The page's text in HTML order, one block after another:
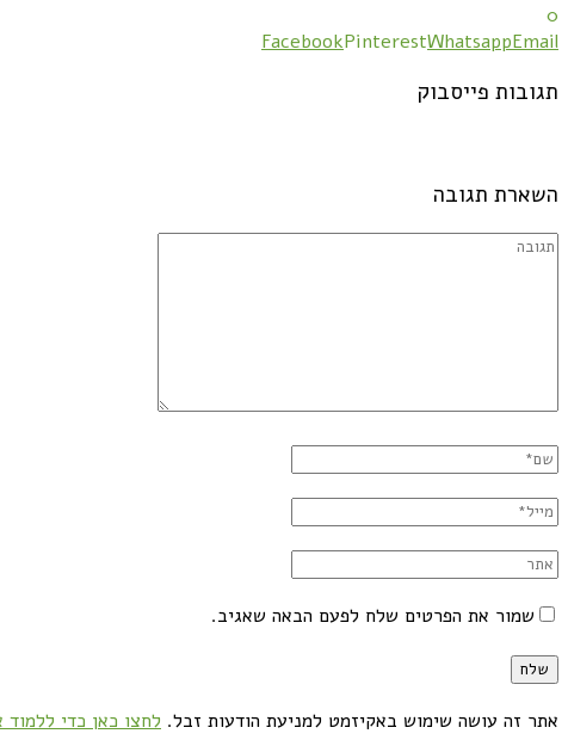
0
FacebookPinterestWhatsappEmail
תגובות פייסבוק
השארת תגובה
שמור את הפרטים שלח לפעם הבאה שאגיב.
אתר זה עושה שימוש באקיזמט למניעת הודעות זבל. לחצו כאן כדי